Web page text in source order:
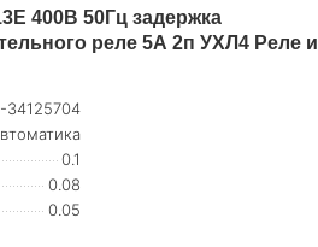
400В 50Гц задержка
реле 5А 2п УХЛ4 Реле и
34125704
0.1
0.08
0.05